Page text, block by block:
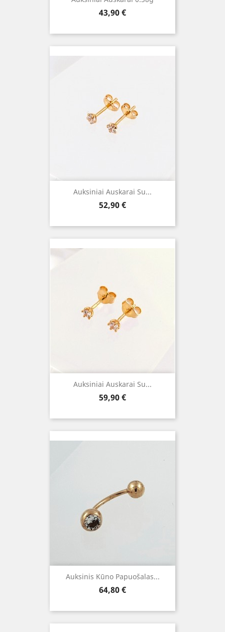
Kaina
43,90 €
Auksiniai Auskarai Su...
Kaina
52,90 €
Auksiniai Auskarai Su...
Kaina
59,90 €
Auksinis Kūno Papuošalas...
Kaina
64,80 €